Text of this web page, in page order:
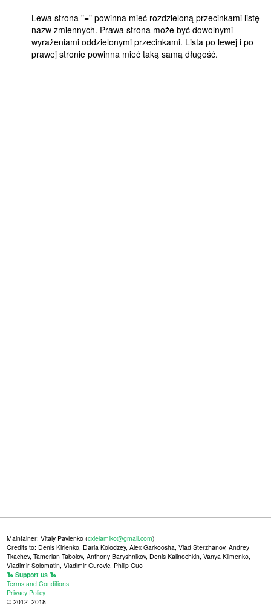
Lewa strona "=" powinna mieć rozdzieloną przecinkami listę
nazw zmiennych. Prawa strona może być dowolnymi
wyrażeniami oddzielonymi przecinkami. Lista po lewej i po
prawej stronie powinna mieć taką samą długość.
Maintainer: Vitaly Pavlenko (cxielamiko@gmail.com)
Credits to: Denis Kirienko, Daria Kolodzey, Alex Garkoosha, Vlad Sterzhanov, Andrey
Tkachev, Tamerlan Tabolov, Anthony Baryshnikov, Denis Kalinochkin, Vanya Klimenko,
Vladimir Solomatin, Vladimir Gurovic, Philip Guo
🐍 Support us 🐍
Terms and Conditions
Privacy Policy
© 2012–2018